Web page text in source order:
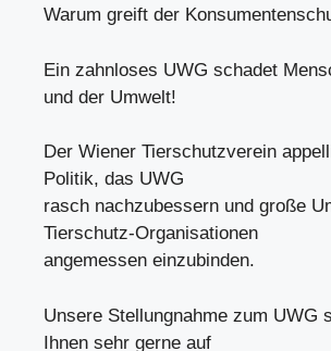
Warum greift der
Ein zahnloses UWG schadet
und der Umwelt!
Der Wiener Tierschutzverein
Politik, das UWG
rasch nachzubessern und große
Tierschutz-Organisationen
angemessen einzubinden.
Unsere Stellungnahme zum UWG
Ihnen sehr gerne auf